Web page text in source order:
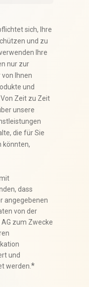
sich, Ihre
und zu
Ihre
nur zur
Ihnen
und
Zeit zu Zeit
unsere
die für Sie
könnten,
dass
angegebenen
von der
AG zum Zwecke
und
werden.*